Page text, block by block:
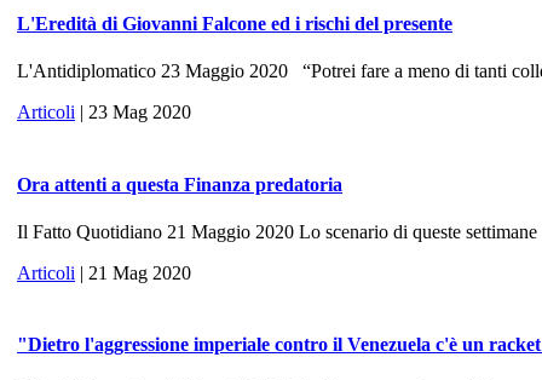
L'Eredità di Giovanni Falcone ed i rischi del presente
L'Antidiplomatico 23 Maggio 2020 “Potrei fare a meno di tanti
Articoli | 23 Mag 2020
Ora attenti a questa Finanza predatoria
Il Fatto Quotidiano 21 Maggio 2020 Lo scenario di queste
Articoli | 21 Mag 2020
"Dietro l'aggressione imperiale contro il Venezuela c'è un